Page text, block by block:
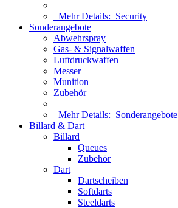
Mehr Details: Security
Sonderangebote
Abwehrspray
Gas- & Signalwaffen
Luftdruckwaffen
Messer
Munition
Zubehör
Mehr Details: Sonderangebote
Billard & Dart
Billard
Queues
Zubehör
Dart
Dartscheiben
Softdarts
Steeldarts